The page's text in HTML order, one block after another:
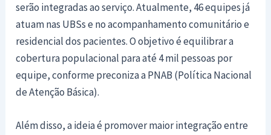
serão integradas ao serviço. Atualmente, 46 equipes já
atuam nas UBSs e no acompanhamento comunitário e
residencial dos pacientes. O objetivo é equilibrar a
cobertura populacional para até 4 mil pessoas por
equipe, conforme preconiza a PNAB (Política Nacional
de Atenção Básica).
Além disso, a ideia é promover maior integração entre